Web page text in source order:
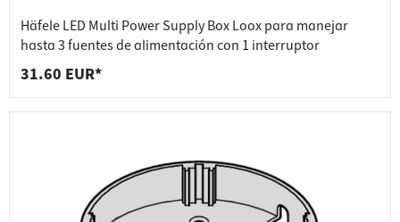
Häfele LED Multi Power Supply Box Loox para manejar
hasta 3 fuentes de alimentación con 1 interruptor
31.60 EUR*